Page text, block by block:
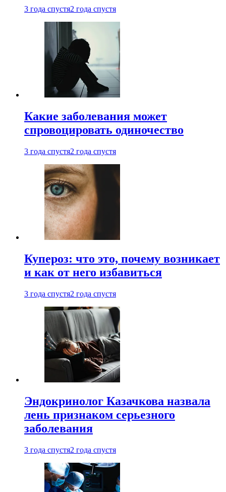
3 года спустя2 года спустя
Какие заболевания может
спровоцировать одиночество
3 года спустя2 года спустя
Купероз: что это, почему возникает
и как от него избавиться
3 года спустя2 года спустя
Эндокринолог Казачкова назвала
лень признаком серьезного
заболевания
3 года спустя2 года спустя